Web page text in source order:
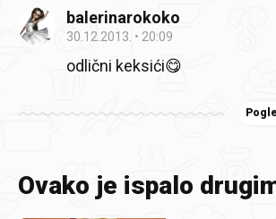
balerinarokoko
30.12.2013. 20:09
odlični keksići😋
Ovako je ispalo